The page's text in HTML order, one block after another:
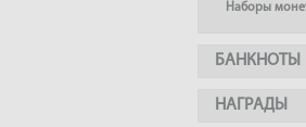
Наборы
БАНКНОТЫ
НАГРАДЫ